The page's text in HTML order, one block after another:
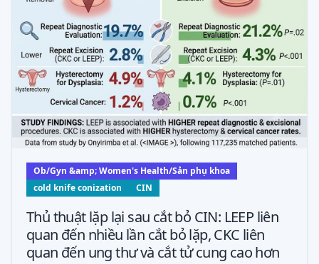
Ob/Gyn &amp; Women's Health/Sản phụ khoa
cold knife conization
CIN
Thủ thuật lặp lại sau cắt bỏ CIN: LEEP liên
quan đến nhiều lần cắt bỏ lặp, CKC liên
quan đến ung thư và cắt tử cung cao hơn